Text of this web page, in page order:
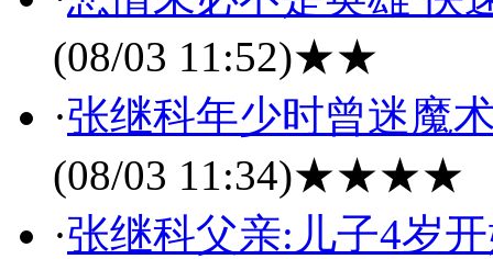
(08/03 11:52)★★
·张继科年少时曾迷魔
(08/03 11:34)★★★★
·张继科父亲:儿子4岁